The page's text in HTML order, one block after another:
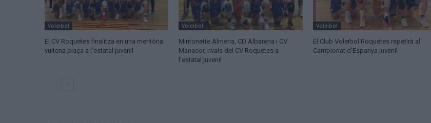
Voleibol
El CV Roquetes finalitza en una meritòria
vuitena plaça a l’estatal juvenil
Voleibol
Mintonette Almeria, CD Albarena i CV
Manacor, rivals del CV Roquetes a
l’estatal juvenil
Voleibol
El Club Voleibol Roquetes repetirà al
Campionat d’Espanya juvenil